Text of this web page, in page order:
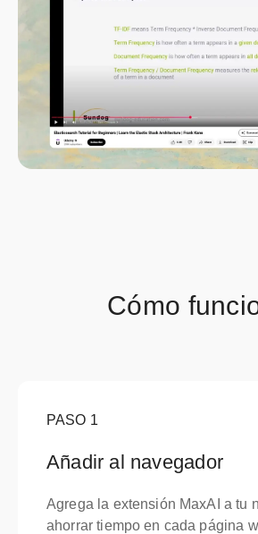
Cómo
PASO 1
Añadir al navegador
Agrega la extensión MaxAI a tu
ahorrar tiempo en cada página